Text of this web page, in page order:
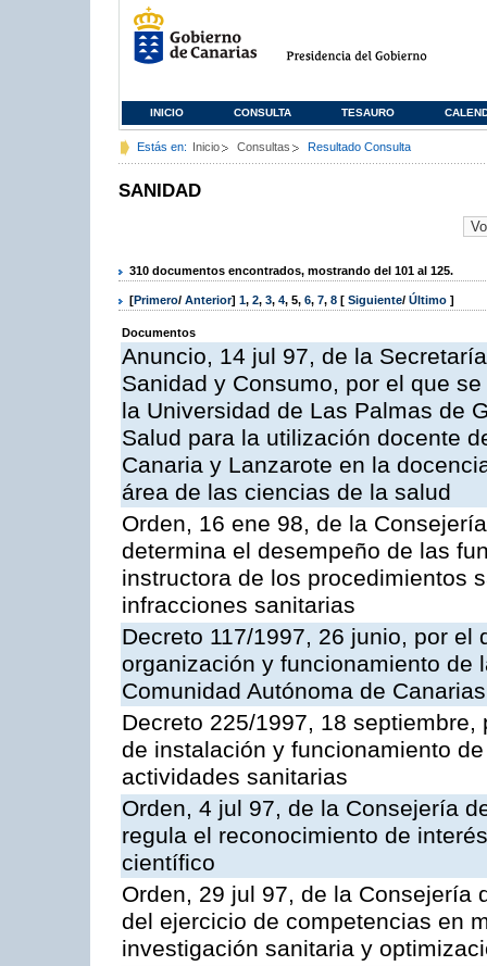
INICIO CONSULTA TESAURO
Estás en: Inicio Consultas Resultado Consulta
SANIDAD
310 documentos encontrados, mostrando del 101 al 125.
[Primero/ Anterior] 1, 2, 3, 4, 5, 6, 7, 8 [ Siguiente/ Último ]
Documentos
Anuncio, 14 jul 97, de la
Sanidad y Consumo, por el que
la Universidad de Las Palmas de
Salud para la utilización docente
Canaria y Lanzarote en la
área de las ciencias de la salud
Orden, 16 ene 98, de la
determina el desempeño de las
instructora de los procedimientos
infracciones sanitarias
Decreto 117/1997, 26 junio, por
organización y funcionamiento de
Comunidad Autónoma de Canarias
Decreto 225/1997, 18
de instalación y funcionamiento
actividades sanitarias
Orden, 4 jul 97, de la Consejería
regula el reconocimiento de
científico
Orden, 29 jul 97, de la Consejería
del ejercicio de competencias en
investigación sanitaria y